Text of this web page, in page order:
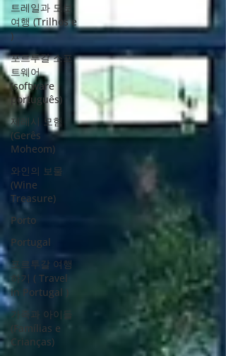
트레일과 도보
여행 (Trilhos e
)
포르투갈 소프
트웨어
(software
português)
제레시 모험
(Gerês
Moheom)
와인의 보물
(Wine
Treasure)
Porto
Portugal
포르투갈 여행
하기 ( Travel
in Portugal )
가족과 아이들
(Famílias e
Crianças)